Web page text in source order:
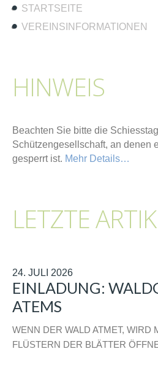
STARTSEITE
VEREINSINFORMATIONEN
HINWEIS
Beachten Sie bitte die
Schützengesellschaft, an denen
gesperrt ist. Mehr Details…
LETZTE
24. JULI 2026
EINLADUNG:
ATEMS
WENN DER WALD ATMET, WIRD
FLÜSTERN DER BLÄTTER